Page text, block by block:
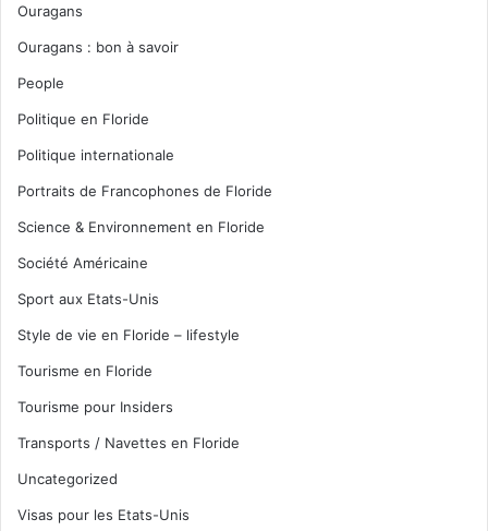
Ouragans
Ouragans : bon à savoir
People
Politique en Floride
Politique internationale
Portraits de Francophones de Floride
Science & Environnement en Floride
Société Américaine
Sport aux Etats-Unis
Style de vie en Floride – lifestyle
Tourisme en Floride
Tourisme pour Insiders
Transports / Navettes en Floride
Uncategorized
Visas pour les Etats-Unis